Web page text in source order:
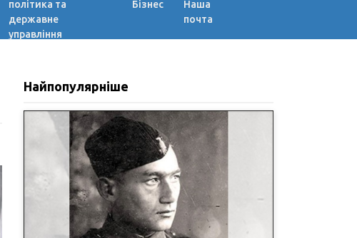
політика та
державне
управління
Бізнес
Наша
почта
Найпопулярніше